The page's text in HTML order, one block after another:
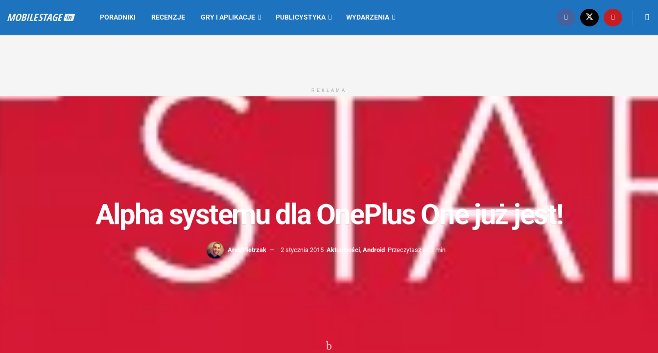
PORADNIKI RECENZJE GRY I APLIKACJE PUBLICYSTYKA WYDARZENIA
REKLAMA
Alpha systemu dla OnePlus One już jest!
Arek Pietrzak 2 stycznia 2015 Aktualności, Android Przeczytasz w: 2 min